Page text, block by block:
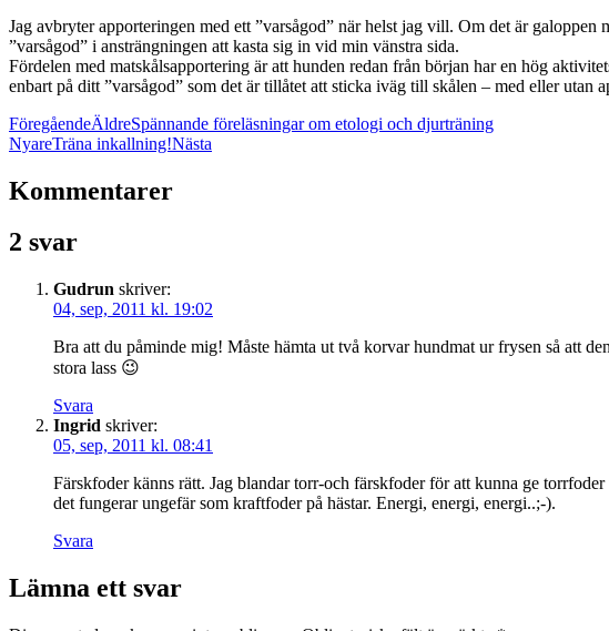
Jag avbryter apporteringen med ett ”varsågod” när helst jag vill. Om det är
”varsågod” i ansträngningen att kasta sig in vid min vänstra sida.
Fördelen med matskålsapportering är att hunden redan från början har en hög
enbart på ditt ”varsågod” som det är tillåtet att sticka iväg till skålen – med eller utan
FöregåendeÄldreSpännande föreläsningar om etologi och djurträning
NyareTräna inkallning!Nästa
Kommentarer
2 svar
Gudrun skriver:
04, sep, 2011 kl. 19:02
Bra att du påminde mig! Måste hämta ut två korvar hundmat ur frysen så att
stora lass 😉
Svara
Ingrid skriver:
05, sep, 2011 kl. 08:41
Färskfoder känns rätt. Jag blandar torr-och färskfoder för att kunna ge
det fungerar ungefär som kraftfoder på hästar. Energi, energi, energi..;-).
Svara
Lämna ett svar